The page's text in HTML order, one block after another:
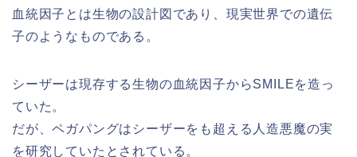
血統因子とは生物の設計図であり、現実世界での遺伝
子のようなものである。
シーザーは現存する生物の血統因子からSMILEを造っ
ていた。
だが、ペガパングはシーザーをも超える人造悪魔の実
を研究していたとされている。